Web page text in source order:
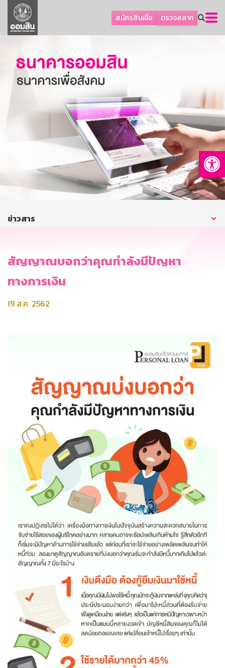
สมัครสินเชื่อ ตรวจสลาก
ลูกค้าธุรกิจ
ลูกค้าผู้ประกอบรายย่อย
ออมเพื่อสุข
เกี่ยวกับธนาคาร
การพัฒนาที่ยั่งยืน
บริการทางการเงิน
ติดต่อเรา
บริการออนไลน์
ข่าวสาร
สัญญาณบอกว่าคุณกำลังมีปัญหา
ทางการเงิน
19 ส.ค. 2562